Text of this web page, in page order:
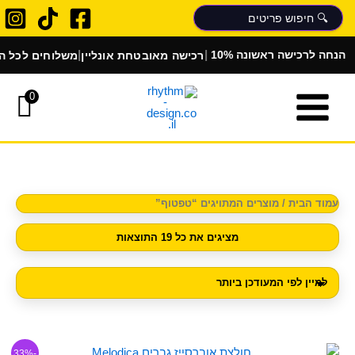
דילוג
לתוכן
משלוחים לכל הארץ|רכישה מאובטחת אונליין| הנחה לרכישה ראשונה
0
עמוד הבית / מוצרים המתויגים “טפטוף”
מציגים את כל ⁦19⁩ התוצאות
הפריט
העדכני
-33%
המחיר
המחיר
למוצר